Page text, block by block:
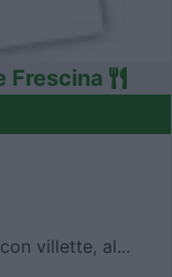
Frescina
villette, al...